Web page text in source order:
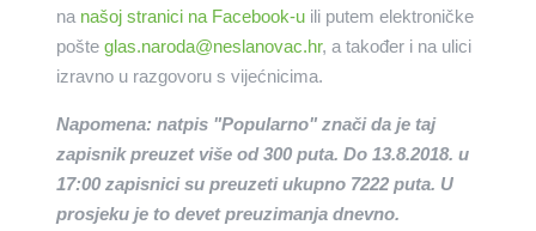
na našoj stranici na Facebook-uili putem elektroničke
pošte glas.naroda@neslanovac.hr, a također i na ulici
izravno u razgovoru s vijećnicima.
Napomena: natpis "Popularno" znači da je taj
zapisnik preuzet više od 300 puta. Do 13.8.2018. u
17:00 zapisnici su preuzeti ukupno 7222 puta. U
prosjeku je to devet preuzimanja dnevno.